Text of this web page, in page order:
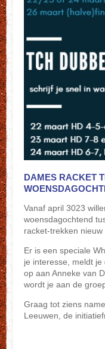
DAMES RACKET
Vanaf april 3023
woensdagochtend
racket-trekken nieuw
Er is een speciale
je interesse, meldt
op aan Anneke van
wordt je aan de
Graag tot ziens
Leeuwen, de